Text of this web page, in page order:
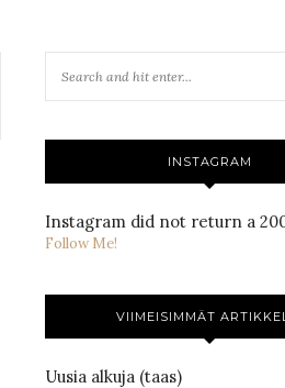
INSTAGRAM
Instagram did not return a
Follow Me!
VIIMEISIMMÄT
Uusia alkuja (taas)